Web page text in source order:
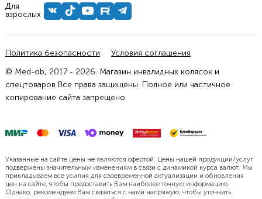
Для
взрослых
Политика безопасности
Условия соглашения
© Med-ob, 2017 - 2026. Магазин инвалидных колясок и
спецтоваров Все права защищены. Полное или частичное
копирование сайта запрещено.
Указанные на сайте цены не являются офертой. Цены нашей продукции/услуг
подвержены значительным изменениям в связи с динамикой курса валют. Мы
прикладываем все усилия для своевременной актуализации и обновления
цен на сайте, чтобы предоставить Вам наиболее точную информацию.
Однако, рекомендуем Вам связаться с нами напрямую, чтобы уточнить